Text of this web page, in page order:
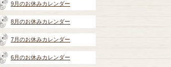
9月のお休みカレンダー
8月のお休みカレンダー
7月のお休みカレンダー
6月のお休みカレンダー